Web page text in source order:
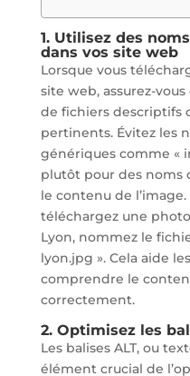
1. Utilisez des
dans vos site web
Lorsque vous
site web, assurez-
de fichiers descriptifs
pertinents. Évitez les
génériques comme «
plutôt pour des noms
le contenu de
téléchargez une
Lyon, nommez le
lyon.jpg ». Cela aide
comprendre le
correctement.
2. Optimisez les
Les balises ALT, ou
élément crucial de